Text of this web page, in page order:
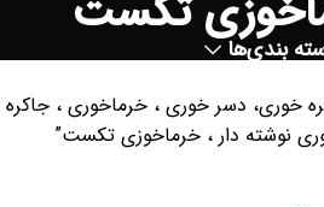
تکست
بندی‌ها
خوری، دسر خوری ، خرماخوری ، جاکره
نوشته دار ، خرماخوزی تکست”